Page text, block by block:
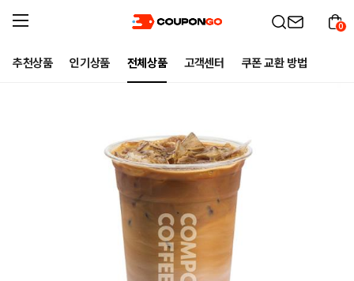
추천상품 인기상품 전체상품 고객센터 쿠폰 교환 방법
0